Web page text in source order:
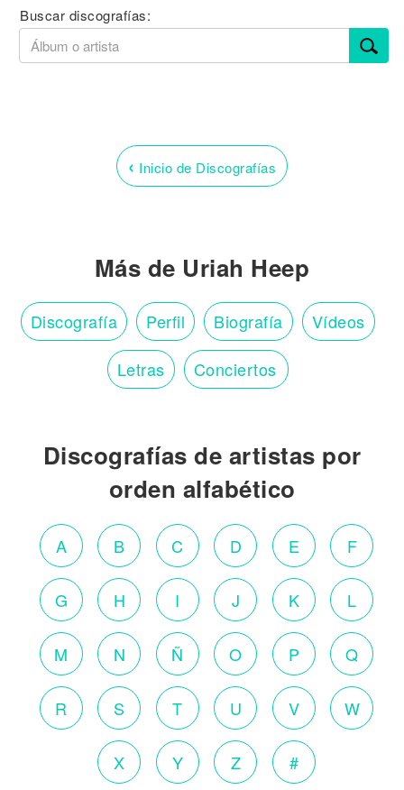
Buscar discografías:
‹ Inicio de Discografías
Más de Uriah Heep
Discografía Perfil Biografía Vídeos
Letras Conciertos
Discografías de artistas por
orden alfabético
A B C D E F
G H I J K L
M N Ñ O P Q
R S T U V W
X Y Z #